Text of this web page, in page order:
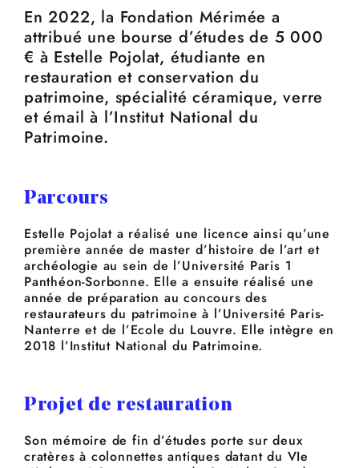
En 2022, la Fondation Mérimée a
attribué une bourse d’études de 5 000
€ à Estelle Pojolat, étudiante en
restauration et conservation du
patrimoine, spécialité céramique, verre
et émail à l’Institut National du
Patrimoine.
Parcours
Estelle Pojolat a réalisé une licence ainsi qu’une
première année de master d’histoire de l’art et
archéologie au sein de l’Université Paris 1
Panthéon-Sorbonne. Elle a ensuite réalisé une
année de préparation au concours des
restaurateurs du patrimoine à l’Université Paris-
Nanterre et de l’Ecole du Louvre. Elle intègre en
2018 l’Institut National du Patrimoine.
Projet de restauration
Son mémoire de fin d’études porte sur deux
cratères à colonnettes antiques datant du VIe